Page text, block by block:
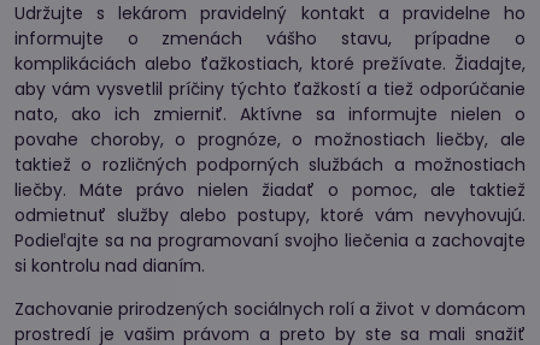
Udržujte s lekárom pravidelný kontakt a pravidelne ho
informujte o zmenách vášho stavu, prípadne o
komplikáciách alebo ťažkostiach, ktoré prežívate. Žiadajte,
aby vám vysvetlil príčiny týchto ťažkostí a tiež odporúčanie
nato, ako ich zmierniť. Aktívne sa informujte nielen o
povahe choroby, o prognóze, o možnostiach liečby, ale
taktiež o rozličných podporných službách a možnostiach
liečby. Máte právo nielen žiadať o pomoc, ale taktiež
odmietnuť služby alebo postupy, ktoré vám nevyhovujú.
Podieľajte sa na programovaní svojho liečenia a zachovajte
si kontrolu nad dianím.
Zachovanie prirodzených sociálnych rolí a život v domácom
prostredí je vašim právom a preto by ste sa mali snažiť